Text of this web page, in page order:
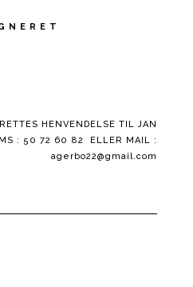
N E R E T
HENVENDELSE TIL JAN
: 50 72 60 82 ELLER MAIL :
agerbo22@gmail.com